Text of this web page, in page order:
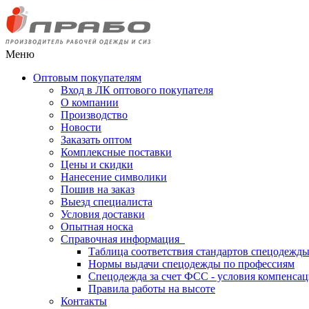
Меню
Оптовым покупателям
Вход в ЛК оптового покупателя
О компании
Производство
Новости
Заказать оптом
Комплексные поставки
Цены и скидки
Нанесение символики
Пошив на заказ
Выезд специалиста
Условия доставки
Опытная носка
Справочная информация
Таблица соответствия стандартов спецодежды
Нормы выдачи спецодежды по профессиям
Спецодежда за счет ФСС - условия
Правила работы на высоте
Контакты